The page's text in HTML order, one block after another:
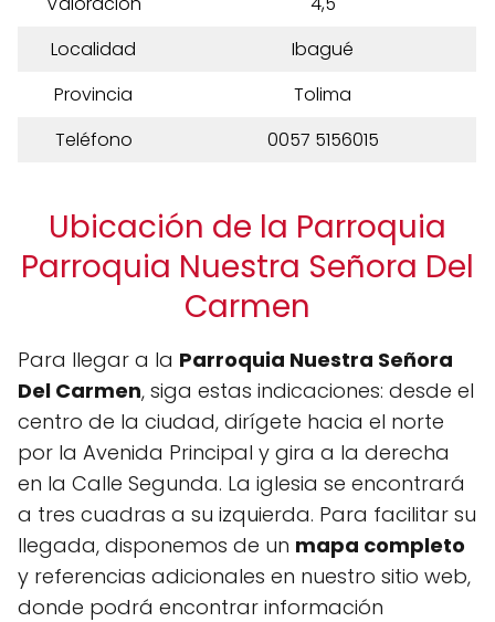
Localidad
Ibagué
Provincia
Tolima
Teléfono
0057 5156015
Ubicación de la Parroquia
Parroquia Nuestra Señora Del
Carmen
Para llegar a la Parroquia Nuestra Señora
Del Carmen, siga estas indicaciones: desde el
centro de la ciudad, dirígete hacia el norte
por la Avenida Principal y gira a la derecha
en la Calle Segunda. La iglesia se encontrará
a tres cuadras a su izquierda. Para facilitar su
llegada, disponemos de un mapa completo
y referencias adicionales en nuestro sitio web,
donde podrá encontrar información